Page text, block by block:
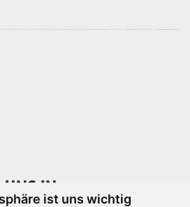
ist uns wichtig
IN